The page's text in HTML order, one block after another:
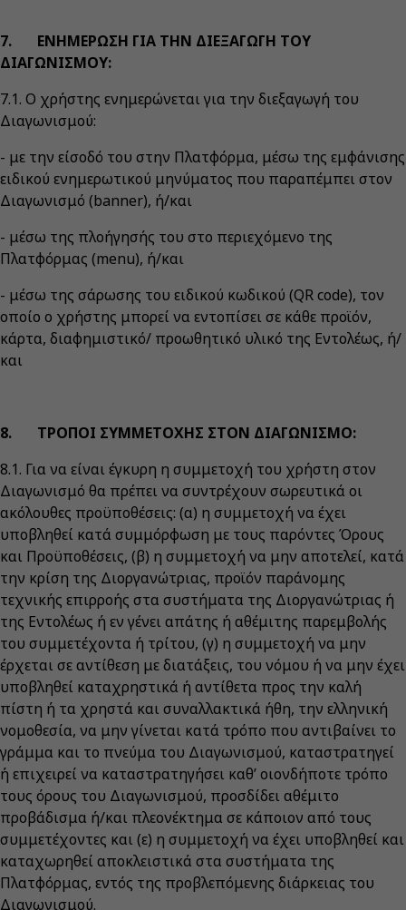
7. ΕΝΗΜΕΡΩΣΗ ΓΙΑ ΤΗΝ ΔΙΕΞΑΓΩΓΗ ΤΟΥ
ΔΙΑΓΩΝΙΣΜΟΥ:
7.1. Ο χρήστης ενημερώνεται για την διεξαγωγή του
Διαγωνισμού:
- με την είσοδό του στην Πλατφόρμα, μέσω της εμφάνισης
ειδικού ενημερωτικού μηνύματος που παραπέμπει στον
Διαγωνισμό (banner), ή/και
- μέσω της πλοήγησής του στο περιεχόμενο της
Πλατφόρμας (menu), ή/και
- μέσω της σάρωσης του ειδικού κωδικού (QR code), τον
οποίο ο χρήστης μπορεί να εντοπίσει σε κάθε προϊόν,
κάρτα, διαφημιστικό/ προωθητικό υλικό της Εντολέως, ή/
και
8. ΤΡΟΠΟΙ ΣΥΜΜΕΤΟΧΗΣ ΣΤΟΝ ΔΙΑΓΩΝΙΣΜΟ:
8.1. Για να είναι έγκυρη η συμμετοχή του χρήστη στον
Διαγωνισμό θα πρέπει να συντρέχουν σωρευτικά οι
ακόλουθες προϋποθέσεις: (α) η συμμετοχή να έχει
υποβληθεί κατά συμμόρφωση με τους παρόντες Όρους
και Προϋποθέσεις, (β) η συμμετοχή να μην αποτελεί, κατά
την κρίση της Διοργανώτριας, προϊόν παράνομης
τεχνικής επιρροής στα συστήματα της Διοργανώτριας ή
της Εντολέως ή εν γένει απάτης ή αθέμιτης παρεμβολής
του συμμετέχοντα ή τρίτου, (γ) η συμμετοχή να μην
έρχεται σε αντίθεση με διατάξεις, του νόμου ή να μην έχει
υποβληθεί καταχρηστικά ή αντίθετα προς την καλή
πίστη ή τα χρηστά και συναλλακτικά ήθη, την ελληνική
νομοθεσία, να μην γίνεται κατά τρόπο που αντιβαίνει το
γράμμα και το πνεύμα του Διαγωνισμού, καταστρατηγεί
ή επιχειρεί να καταστρατηγήσει καθ’ οιονδήποτε τρόπο
τους όρους του Διαγωνισμού, προσδίδει αθέμιτο
προβάδισμα ή/και πλεονέκτημα σε κάποιον από τους
συμμετέχοντες και (ε) η συμμετοχή να έχει υποβληθεί και
καταχωρηθεί αποκλειστικά στα συστήματα της
Πλατφόρμας, εντός της προβλεπόμενης διάρκειας του
Διαγωνισμού.